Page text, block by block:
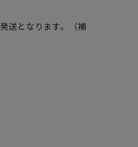
送となります。（補